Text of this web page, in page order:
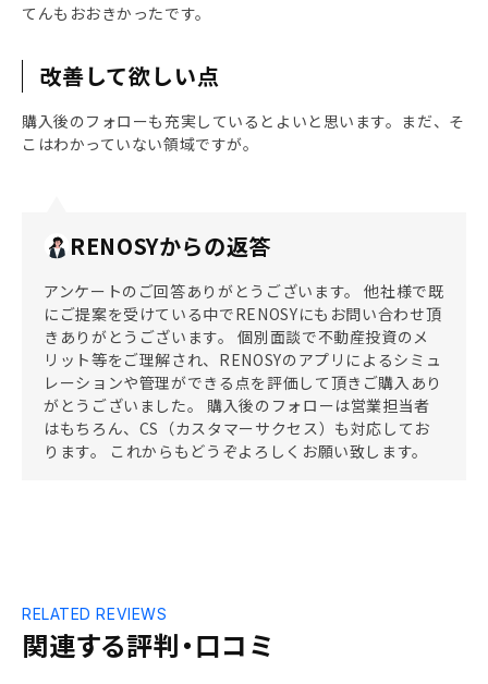
てんもおおきかったです。
改善して欲しい点
購入後のフォローも充実しているとよいと思います。まだ、そ
こはわかっていない領域ですが。
RENOSYからの返答
アンケートのご回答ありがとうございます。 他社様で既
にご提案を受けている中でRENOSYにもお問い合わせ頂
きありがとうございます。 個別面談で不動産投資のメ
リット等をご理解され、RENOSYのアプリによるシミュ
レーションや管理ができる点を評価して頂きご購入あり
がとうございました。 購入後のフォローは営業担当者
はもちろん、CS（カスタマーサクセス）も対応してお
ります。 これからもどうぞよろしくお願い致します。
関連する評判・口コミ
RELATED REVIEWS